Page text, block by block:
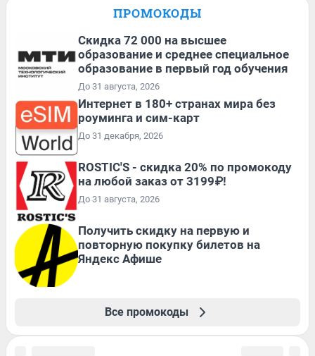
ПРОМОКОДЫ
Скидка 72 000 на высшее
образование и среднее специальное
образование в первый год обучения
До 31 августа, 2026
Интернет в 180+ странах мира без
роуминга и сим-карт
До 31 декабря, 2026
ROSTIC'S - скидка 20% по промокоду
на любой заказ от 3199₽!
До 31 августа, 2026
Получить скидку на первую и
повторную покупку билетов на
Яндекс Афише
Все промокоды